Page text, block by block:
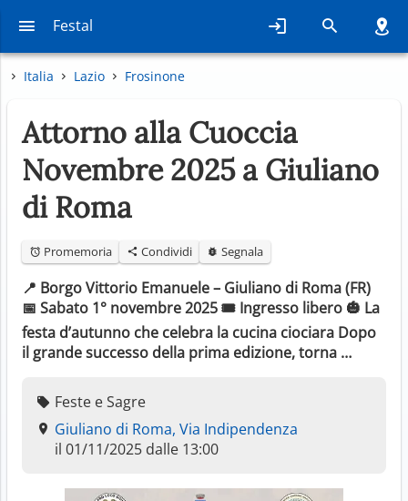
Festal
Italia Lazio Frosinone
Attorno alla Cuoccia
Novembre 2025 a Giuliano
di Roma
Promemoria Condividi Segnala
📍 Borgo Vittorio Emanuele – Giuliano di Roma (FR)
📅 Sabato 1° novembre 2025 🎟️ Ingresso libero 🎃 La
festa d’autunno che celebra la cucina ciociara Dopo
il grande successo della prima edizione, torna …
Feste e Sagre
Giuliano di Roma, Via Indipendenza
il 01/11/2025 dalle 13:00